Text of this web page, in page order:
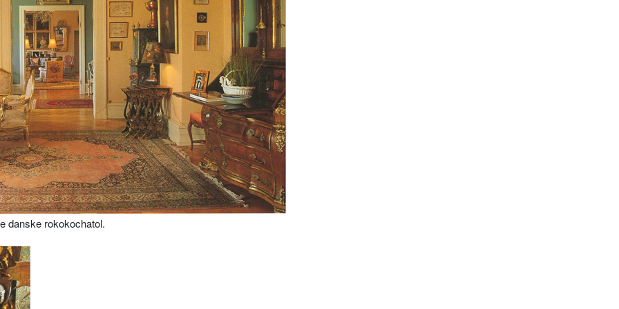
danske rokokochatol.